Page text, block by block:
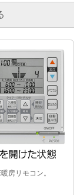
房リモコン。